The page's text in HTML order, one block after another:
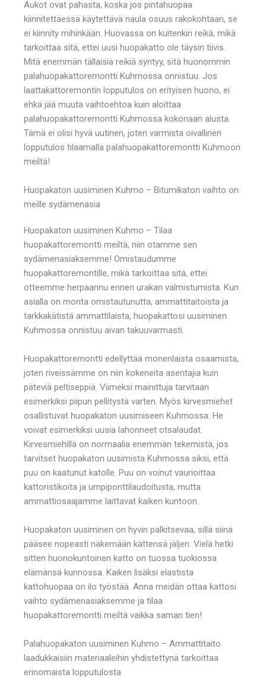
Aukot ovat pahasta, koska jos pintahuopaa
kiinnitettäessä käytettävä naula osuus rakokohtaan, se
ei kiinnity mihinkään. Huovassa on kuitenkin reikä, mikä
tarkoittaa sitä, ettei uusi huopakatto ole täysin tiivis.
Mitä enemmän tällaisia reikiä syntyy, sitä huonommin
palahuopakattoremontti Kuhmossa onnistuu. Jos
laattakattoremontin lopputulos on erityisen huono, ei
ehkä jää muuta vaihtoehtoa kuin aloittaa
palahuopakattoremontti Kuhmossa kokonaan alusta.
Tämä ei olisi hyvä uutinen, joten varmista oivallinen
lopputulos tilaamalla palahuopakattoremontti Kuhmoon
meiltä!
Huopakaton uusiminen Kuhmo – Bitumikaton vaihto on
meille sydämenasia
Huopakaton uusiminen Kuhmo – Tilaa
huopakattoremontti meiltä, niin otamme sen
sydämenasiaksemme! Omistaudumme
huopakattoremontille, mikä tarkoittaa sitä, ettei
otteemme herpaannu ennen urakan valmistumista. Kun
asialla on monta omistautunutta, ammattitaitoista ja
tarkkakätistä ammattilaista, huopakattosi uusiminen
Kuhmossa onnistuu aivan takuuvarmasti.
Huopakattoremontti edellyttää monenlaista osaamista,
joten riveissämme on niin kokeneita asentajia kuin
päteviä peltiseppiä. Viimeksi mainittuja tarvitaan
esimerkiksi piipun pellitystä varten. Myös kirvesmiehet
osallistuvat huopakaton uusimiseen Kuhmossa. He
voivat esimerkiksi uusia lahonneet otsalaudat.
Kirvesmiehillä on normaalia enemmän tekemistä, jos
tarvitset huopakaton uusimista Kuhmossa siksi, että
puu on kaatunut katolle. Puu on voinut vaurioittaa
kattoristikoita ja umpiponttilaudoitusta, mutta
ammattiosaajamme laittavat kaiken kuntoon.
Huopakaton uusiminen on hyvin palkitsevaa, sillä siinä
pääsee nopeasti näkemään kättensä jäljen. Vielä hetki
sitten huonokuntoinen katto on tuossa tuokiossa
elämänsä kunnossa. Kaiken lisäksi elastista
kattohuopaa on ilo työstää. Anna meidän ottaa kattosi
vaihto sydämenasiaksemme ja tilaa
huopakattoremontti meiltä vaikka saman tien!
Palahuopakaton uusiminen Kuhmo – Ammattitaito
laadukkaisiin materiaaleihin yhdistettynä tarkoittaa
erinomaista lopputulosta